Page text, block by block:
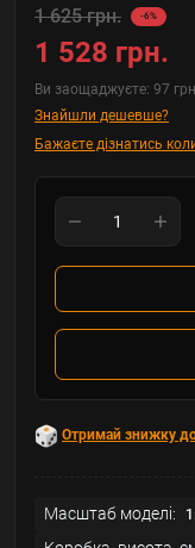
1 625 грн. -6%
1 528 грн.
Ви заощаджуєте: 97
Знайшли дешевше?
Бажаєте дізнатись
Отримай знижку
Масштаб моделі: